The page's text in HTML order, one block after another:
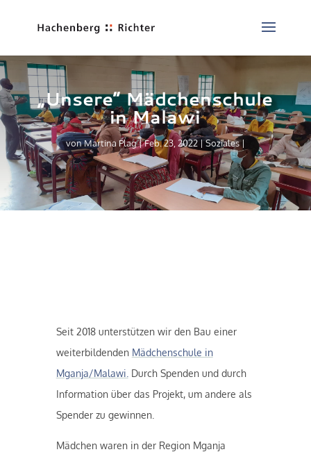
„Unsere“ Mädchenschule
in Malawi
vonMartina Plag Feb. 23, 2022 Soziales
Seit 2018 unterstützen wir den Bau einer
weiterbildenden Mädchenschule in
Mganja/Malawi. Durch Spenden und durch
Information über das Projekt, um andere als
Spender zu gewinnen.
Mädchen waren in der Region Mganja